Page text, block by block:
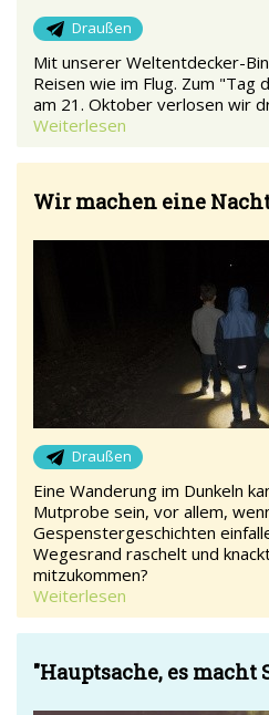
Draußen
Mit unserer Weltentdecker-
Reisen wie im Flug. Zum
am 21. Oktober verlosen wir
Weiterlesen
Wir machen eine
Draußen
Eine Wanderung im Dunkeln
Mutprobe sein, vor allem,
Gespenstergeschichten
Wegesrand raschelt und
mitzukommen?
Weiterlesen
"Hauptsache, es macht